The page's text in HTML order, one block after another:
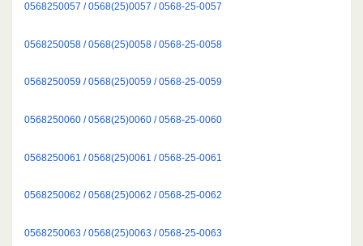
0568250057 / 0568(25)0057 / 0568-25-0057
0568250058 / 0568(25)0058 / 0568-25-0058
0568250059 / 0568(25)0059 / 0568-25-0059
0568250060 / 0568(25)0060 / 0568-25-0060
0568250061 / 0568(25)0061 / 0568-25-0061
0568250062 / 0568(25)0062 / 0568-25-0062
0568250063 / 0568(25)0063 / 0568-25-0063